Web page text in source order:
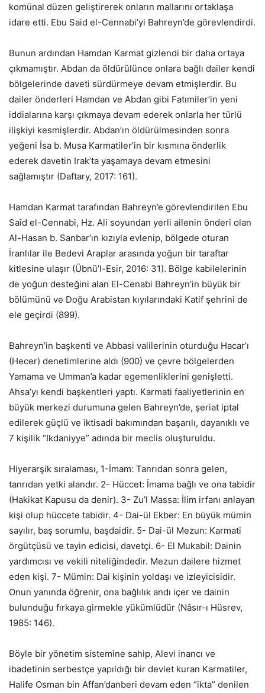
komünal düzen geliştirerek onların mallarını ortaklaşa
idare etti. Ebu Said el-Cennabi’yi Bahreyn’de görevlendirdi.
Bunun ardından Hamdan Karmat gizlendi bir daha ortaya
çıkmamıştır. Abdan da öldürülünce onlara bağlı dailer kendi
bölgelerinde daveti sürdürmeye devam etmişlerdir. Bu
dailer önderleri Hamdan ve Abdan gibi Fatımiler’in yeni
iddialarına karşı çıkmaya devam ederek onlarla her türlü
ilişkiyi kesmişlerdir. Abdan’ın öldürülmesinden sonra
yeğeni İsa b. Musa Karmatiler’in bir kısmına önderlik
ederek davetin Irak’ta yaşamaya devam etmesini
sağlamıştır (Daftary, 2017: 161).
Hamdan Karmat tarafından Bahreyn’e görevlendirilen Ebu
Saîd el-Cennabi, Hz. Ali soyundan yerli ailenin önderi olan
Al-Hasan b. Sanbar’ın kızıyla evlenip, bölgede oturan
İranlılar ile Bedevi Araplar arasında yoğun bir taraftar
kitlesine ulaşır (Übnü’l-Esir, 2016: 31). Bölge kabilelerinin
de yoğun desteğini alan El-Cenabi Bahreyn’in büyük bir
bölümünü ve Doğu Arabistan kıyılarındaki Katif şehrini de
ele geçirdi (899).
Bahreyn’in başkenti ve Abbasi valilerinin oturduğu Hacar’ı
(Hecer) denetimlerine aldı (900) ve çevre bölgelerden
Yamama ve Umman’a kadar egemenliklerini genişletti.
Ahsa’yı kendi başkentleri yaptı. Karmati faaliyetlerinin en
büyük merkezi durumuna gelen Bahreyn’de, şeriat iptal
edilerek güçlü ve iktisadi bakımından başarılı, dayanıklı ve
7 kişilik “Ikdaniyye” adında bir meclis oluşturuldu.
Hiyerarşik sıralaması, 1-İmam: Tanrıdan sonra gelen,
tanrıdan yetki alandır. 2- Hüccet: İmama bağlı ve ona tabidir
(Hakikat Kapusu da denir). 3- Zu’l Massa: İlim irfanı anlayan
kişi olup hüccete tabidir. 4- Dai-ül Ekber: En büyük mümin
sayılır, baş sorumlu, başdaidir. 5- Dai-ül Mezun: Karmati
örgütçüsü ve tayin edicisi, davetçi. 6- El Mukabil: Dainin
yardımcısı ve vekili niteliğindedir. Mezun dailere hizmet
eden kişi. 7- Mümin: Dai kişinin yoldaşı ve izleyicisidir.
Onun yanında öğrenir, ona bağlılık andı içer ve dainin
bulunduğu fırkaya girmekle yükümlüdür (Nâsır-ı Hüsrev,
1985: 146).
Böyle bir yönetim sistemine sahip, Alevi inancı ve
ibadetinin serbestçe yapıldığı bir devlet kuran Karmatiler,
Halife Osman bin Affan’danberi devam eden “ikta” denilen